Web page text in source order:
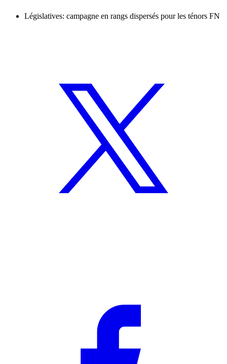
Législatives: campagne en rangs dispersés pour les ténors FN